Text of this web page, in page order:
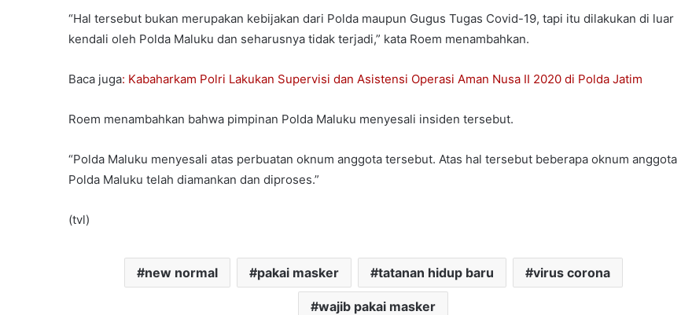
“Hal tersebut bukan merupakan kebijakan dari Polda maupun Gugus Tugas Covid-19, tapi itu dilakukan di luar
kendali oleh Polda Maluku dan seharusnya tidak terjadi,” kata Roem menambahkan.
Baca juga: Kabaharkam Polri Lakukan Supervisi dan Asistensi Operasi Aman Nusa II 2020 di Polda Jatim
Roem menambahkan bahwa pimpinan Polda Maluku menyesali insiden tersebut.
“Polda Maluku menyesali atas perbuatan oknum anggota tersebut. Atas hal tersebut beberapa oknum anggota
Polda Maluku telah diamankan dan diproses.”
(tvl)
new normal pakai masker tatanan hidup baru virus corona
wajib pakai masker